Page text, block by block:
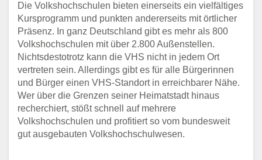
Die Volkshochschulen bieten einerseits ein vielfältiges
Kursprogramm und punkten andererseits mit örtlicher
Präsenz. In ganz Deutschland gibt es mehr als 800
Volkshochschulen mit über 2.800 Außenstellen.
Nichtsdestotrotz kann die VHS nicht in jedem Ort
vertreten sein. Allerdings gibt es für alle Bürgerinnen
und Bürger einen VHS-Standort in erreichbarer Nähe.
Wer über die Grenzen seiner Heimatstadt hinaus
recherchiert, stößt schnell auf mehrere
Volkshochschulen und profitiert so vom bundesweit
gut ausgebauten Volkshochschulwesen.